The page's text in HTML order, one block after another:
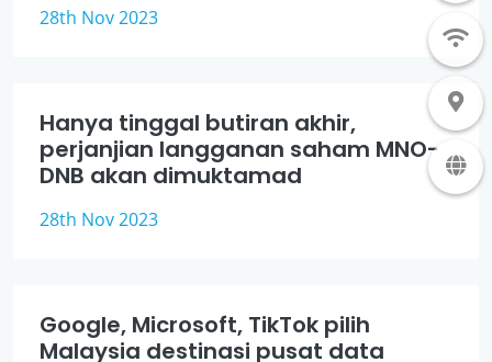
28th Nov 2023
Hanya tinggal butiran akhir,
perjanjian langganan saham MNO-
DNB akan dimuktamad
28th Nov 2023
Google, Microsoft, TikTok pilih
Malaysia destinasi pusat data